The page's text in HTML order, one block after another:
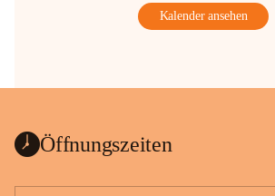
Kalender ansehen
Öffnungszeiten